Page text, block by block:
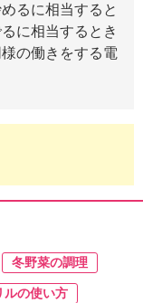
るに相当すると
に相当するとき
の働きをする電
冬野菜の調理
ルの使い方